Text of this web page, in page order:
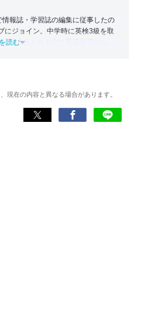
報誌・学習誌の編集に従事したの
にジョイン。中学時に英検3級を取
社会人となる中で英語学習から遠
いる。
読む
現在の内容と異なる場合があります。